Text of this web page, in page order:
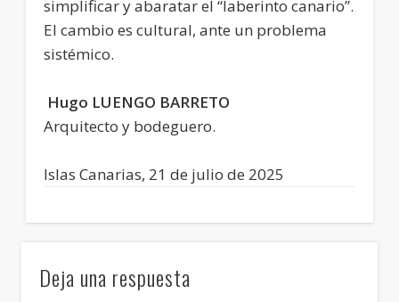
simplificar y abaratar el “laberinto canario”.
El cambio es cultural, ante un problema
sistémico.
Hugo LUENGO BARRETO
Arquitecto y bodeguero.
Islas Canarias, 21 de julio de 2025
Deja una respuesta